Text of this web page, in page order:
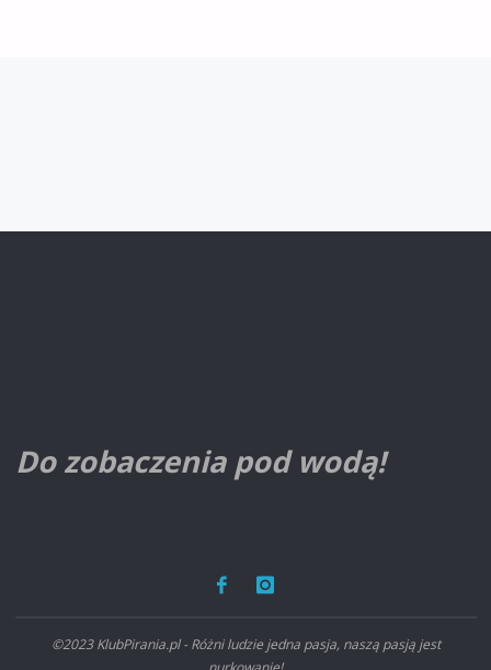
Do zobaczenia pod wodą!
©2023 KlubPirania.pl - Różni ludzie jedna pasja, naszą pasją jest